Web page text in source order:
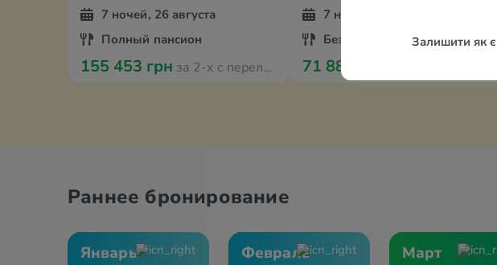
Залишити як є
7 ночей, 26 августа
Полный пансион
155 453 грн за 2-х с перелётом
7 ночей, 21 августа
Без питания
71 886 грн
Раннее бронирование
Январь Февраль Март